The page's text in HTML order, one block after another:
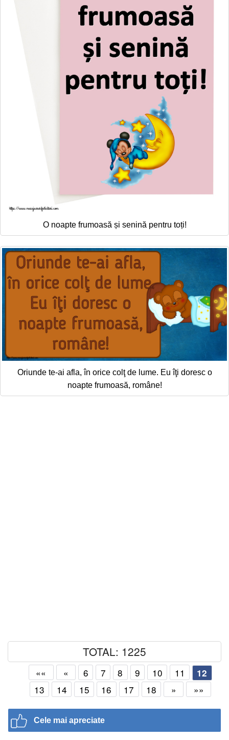
O noapte frumoasă și senină pentru toți!
Oriunde te-ai afla, în orice colţ de lume. Eu îţi doresc o
noapte frumoasă, române!
TOTAL: 1225
«« « 6 7 8 9 10 11 12
13 14 15 16 17 18 » »»
Cele mai apreciate